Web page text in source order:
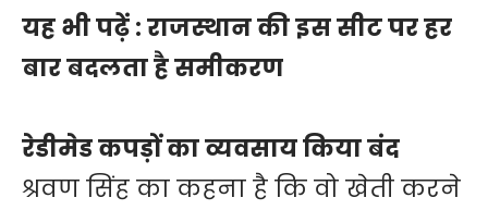
यह भी पढ़ें :राजस्थान की इस सीट पर हर
बार बदलता है समीकरण
रेडीमेड कपड़ों का व्यवसाय किया बंद
श्रवण सिंह का कहना है कि वो खेती करने